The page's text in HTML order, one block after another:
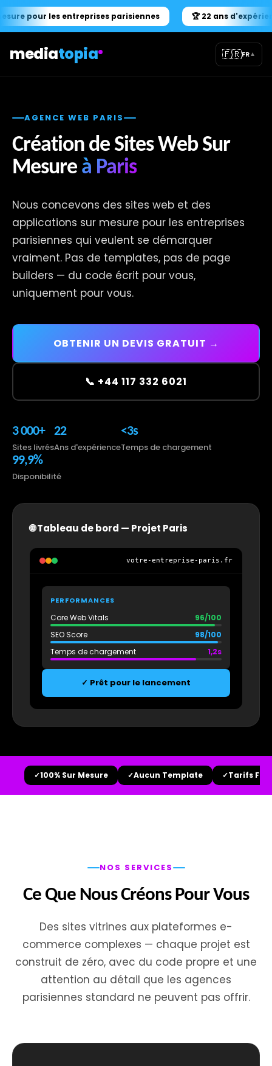
pour les entreprises parisiennes 🏆 22 ans
mediatopia 🇫🇷FR▼
AGENCE WEB PARIS
Création de Sites Web Sur
Mesure à Paris
Nous concevons des sites web et des
applications sur mesure pour les entreprises
parisiennes qui veulent se démarquer
vraiment. Pas de templates, pas de page
builders — du code écrit pour vous,
uniquement pour vous.
OBTENIR UN DEVIS GRATUIT →
📞 +44 117 332 6021
3 000+
Sites livrés
22
Ans d'expérience
<3s
Temps de chargement
99,9%
Disponibilité
🌐 Tableau de bord — Projet Paris
votre-entreprise-paris.fr
PERFORMANCES
Core Web Vitals
96/100
SEO Score
98/100
Temps de chargement
1,2s
✓ Prêt pour le lancement
✓100% Sur Mesure ✓Aucun Template ✓Tarifs
NOS SERVICES
Ce Que Nous Créons Pour Vous
Des sites vitrines aux plateformes e-
commerce complexes — chaque projet est
construit de zéro, avec du code propre et une
attention au détail que les agences
parisiennes standard ne peuvent pas offrir.